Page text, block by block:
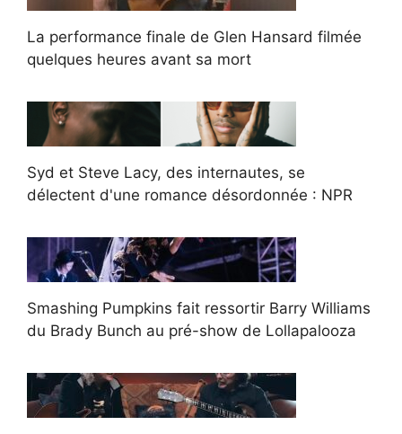
La performance finale de Glen Hansard filmée
quelques heures avant sa mort
Syd et Steve Lacy, des internautes, se
délectent d'une romance désordonnée : NPR
Smashing Pumpkins fait ressortir Barry Williams
du Brady Bunch au pré-show de Lollapalooza